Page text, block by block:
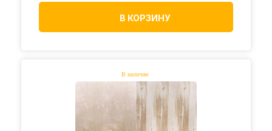
В КОРЗИНУ